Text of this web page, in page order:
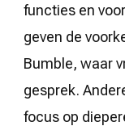
functies en
geven de
Bumble, waar
gesprek.
focus op